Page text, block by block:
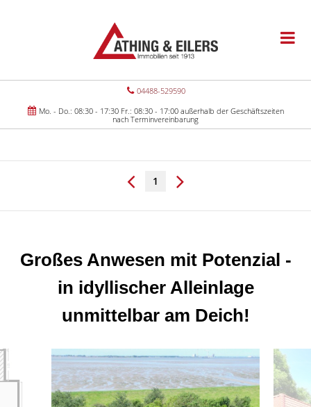
04488-529590
Mo. - Do.: 08:30 - 17:30 Fr.: 08:30 - 17:00 außerhalb der Geschäftszeiten
nach Terminvereinbarung
1
Großes Anwesen mit Potenzial -
in idyllischer Alleinlage
unmittelbar am Deich!